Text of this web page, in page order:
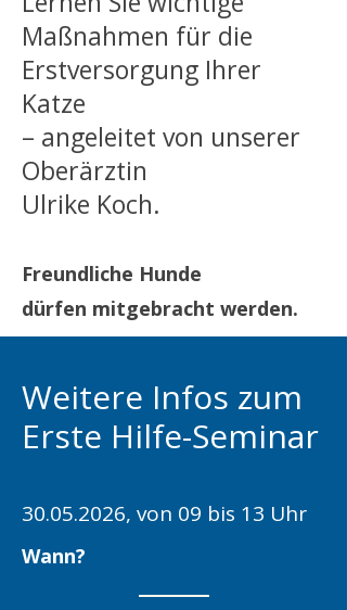
Maßnahmen für die
Erstversorgung Ihrer
Katze
– angeleitet von unserer
Oberärztin
Ulrike Koch.
Freundliche Hunde
dürfen mitgebracht werden.
Weitere Infos zum
Erste Hilfe-Seminar
30.05.2026, von 09 bis 13 Uhr
Wann?